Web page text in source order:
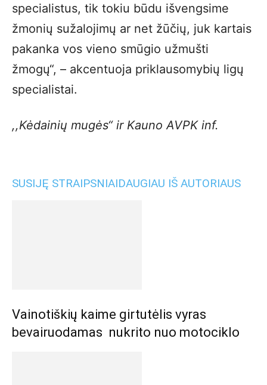
specialistus, tik tokiu būdu išvengsime
žmonių sužalojimų ar net žūčių, juk kartais
pakanka vos vieno smūgio užmušti
žmogų“, – akcentuoja priklausomybių ligų
specialistai.
,,Kėdainių mugės“ ir Kauno AVPK inf.
SUSIJĘ STRAIPSNIAIDAUGIAU IŠ AUTORIAUS
Vainotiškių kaime girtutėlis vyras
bevairuodamas nukrito nuo motociklo